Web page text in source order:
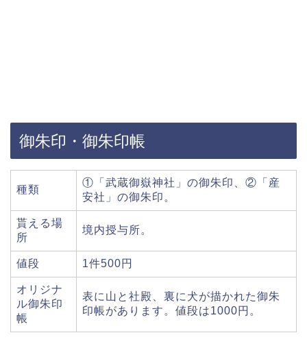
御朱印・御朱印帳
種類
①「武蔵御嶽神社」の御朱印、②「産
安社」の御朱印。
貰える場
所
境内授与所。
値段 1件500円
オリジナ
ル御朱印
帳
表に山と社殿、裏に犬が描かれた御朱
印帳があります。値段は1000円。